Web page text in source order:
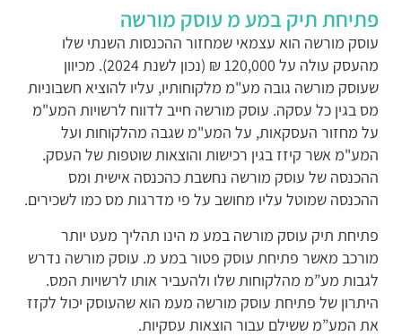
תיק במע מ עוסק מורשה
מורשה הוא עצמאי שמחזור ההכנסות השנתי שלו
מהעסק עולה על 120,000 ₪ (נכון לשנת 2024). מכיוון
מורשה גובה מע"מ מלקוחותיו, עליו להוציא חשבוניות
בגין כל עסקה. עוסק מורשה חייב לדווח לרשויות המע"מ
מחזור העסקאות, על המע"מ שגבה מהלקוחות ועל
אשר קיזז בגין רכישות והוצאות שוטפות של העסק.
של עוסק מורשה נחשבת כהכנסה אישית ומס
שמוטל עליו מחושב על פי מדרגות מס כמו לשכירים.
תיק עוסק מורשה במע מ הינו תהליך מעט יותר
מאשר פתיחת עוסק פטור במע מ. עוסק מורשה נדרש
מע”מ מהלקוחות שלו ולהעביר אותו לרשויות המס.
של פתיחת עוסק מורשה מעמ הוא שהעוסק יכול לקזז
המע”מ ששילם עבור הוצאות עסקיות.